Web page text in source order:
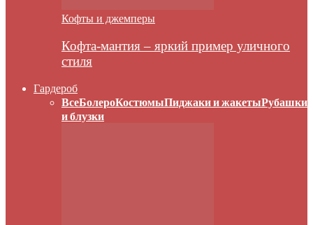
Кофты и джемперы
Кофта-мантия – яркий пример уличного
стиля
Гардероб
ВсеБолероКостюмыПиджаки и жакетыРубашки
и блузки